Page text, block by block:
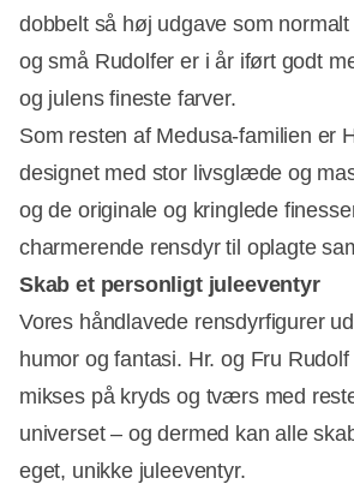
dobbelt så høj udgave som
og små Rudolfer er i år iført godt
og julens fineste farver.
Som resten af Medusa-familien er
designet med stor livsglæde og
og de originale og kringlede
charmerende rensdyr til oplagte
Skab et personligt juleeventyr
Vores håndlavede rensdyrfigurer
humor og fantasi. Hr. og Fru
mikses på kryds og tværs med
universet – og dermed kan alle
eget, unikke juleeventyr.